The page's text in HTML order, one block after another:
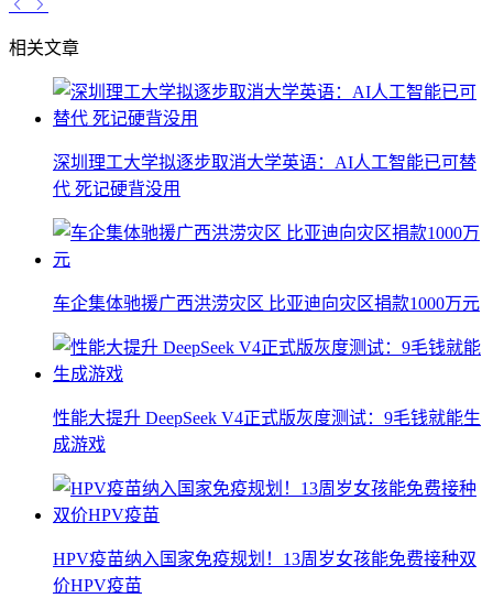
相关文章
深圳理工大学拟逐步取消大学英语：AI人工智能已可替
代 死记硬背没用
车企集体驰援广西洪涝灾区 比亚迪向灾区捐款1000万元
性能大提升 DeepSeek V4正式版灰度测试：9毛钱就能生
成游戏
HPV疫苗纳入国家免疫规划！13周岁女孩能免费接种双
价HPV疫苗